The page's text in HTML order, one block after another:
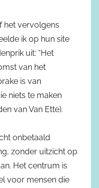
het vervolgens
ik op hun site
uit: “Het
van het
is van
niets te maken
van Van Ette).
onbetaald
zonder uitzicht op
Het centrum is
voor mensen die